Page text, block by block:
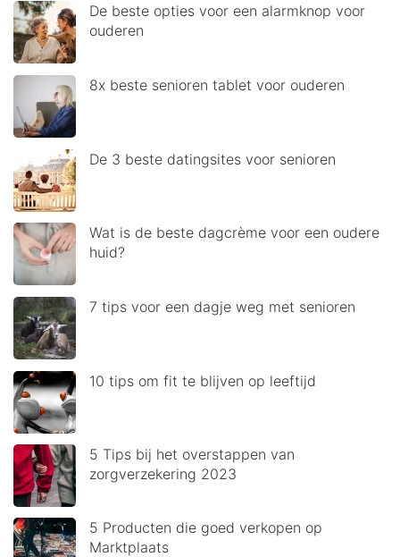
De beste opties voor een alarmknop voor
ouderen
8x beste senioren tablet voor ouderen
De 3 beste datingsites voor senioren
Wat is de beste dagcrème voor een oudere
huid?
7 tips voor een dagje weg met senioren
10 tips om fit te blijven op leeftijd
5 Tips bij het overstappen van
zorgverzekering 2023
5 Producten die goed verkopen op
Marktplaats